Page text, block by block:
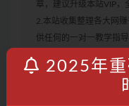
章，建议升级本站VIP，
2.本站收集整理各大网
供任何的一对一教学指
常步骤，建议停止操作
2025年